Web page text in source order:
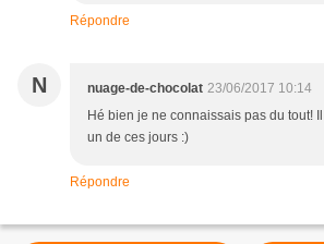
Répondre
N nuage-de-chocolat 23/06/2017 10:14
Hé bien je ne connaissais pas du tout!
un de ces jours :)
Répondre